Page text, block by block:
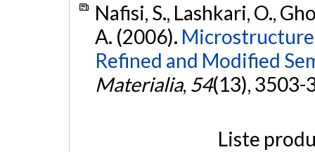
Nafisi, S., Lashkari, O.,
A. (2006). Microstructure
Refined and Modified
Materialia, 54(13), 3503-
Liste